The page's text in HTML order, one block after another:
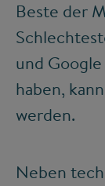
Beste der
und
haben,
werden.
Neben